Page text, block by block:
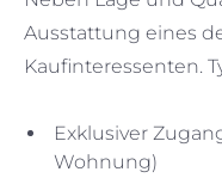
Ausstattung eines
Kaufinteressenten.
Exklusiver
Wohnung)